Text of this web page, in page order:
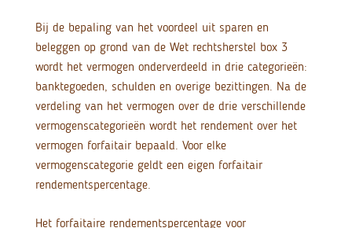
Bij de bepaling van het voordeel uit sparen en
beleggen op grond van de Wet rechtsherstel box 3
wordt het vermogen onderverdeeld in drie categorieën:
banktegoeden, schulden en overige bezittingen. Na de
verdeling van het vermogen over de drie verschillende
vermogenscategorieën wordt het rendement over het
vermogen forfaitair bepaald. Voor elke
vermogenscategorie geldt een eigen forfaitair
rendementspercentage.
Het forfaitaire rendementspercentage voor